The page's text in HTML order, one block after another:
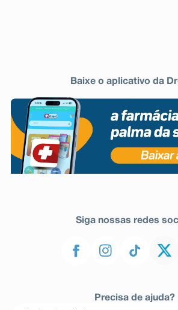
Baixe o aplicativo da
Siga nossas redes
Precisa de ajuda?